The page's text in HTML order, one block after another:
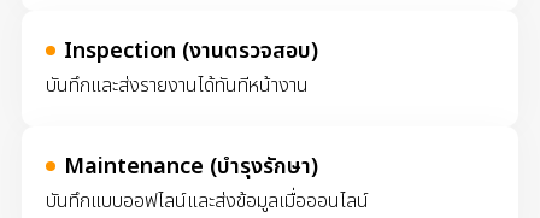
Inspection (งานตรวจสอบ)
บันทึกและส่งรายงานได้ทันทีหน้างาน
Maintenance (บำรุงรักษา)
บันทึกแบบออฟไลน์และส่งข้อมูลเมื่อออนไลน์